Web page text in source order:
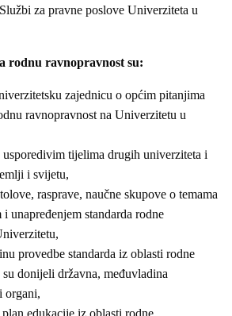
za pravne poslove Univerziteta u
rodnu ravnopravnost su:
zajednicu o općim pitanjima
ravnopravnost na Univerzitetu u
usporedivim tijelima drugih univerziteta i
i svijetu,
rasprave, naučne skupove o temama
unapređenjem standarda rodne
provedbe standarda iz oblasti rodne
donijeli državna, međuvladina
organi,